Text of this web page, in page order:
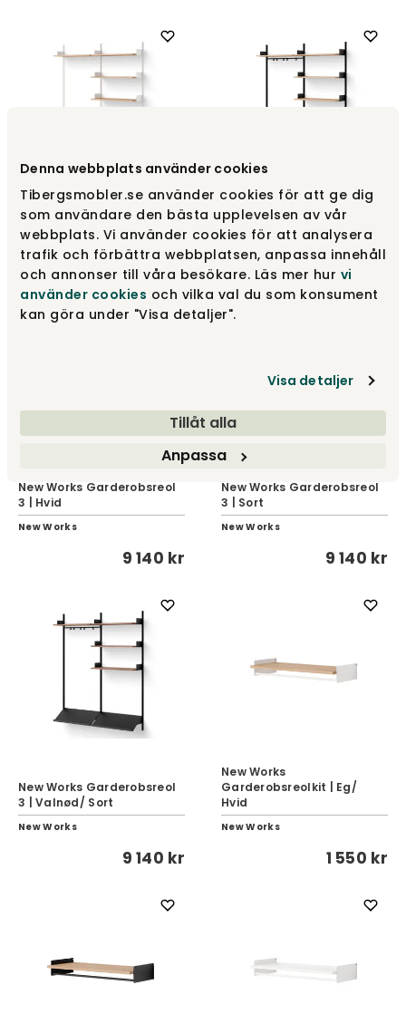
Denna webbplats använder cookies
Tibergsmobler.se använder cookies för att ge dig
som användare den bästa upplevelsen av vår
webbplats. Vi använder cookies för att analysera
trafik och förbättra webbplatsen, anpassa innehåll
och annonser till våra besökare. Läs mer hur vi
använder cookies och vilka val du som konsument
kan göra under "Visa detaljer".
Visa detaljer
Tillåt alla
Anpassa
New Works Garderobsreol
3 | Eg/ Hvid
New Works
9 140 kr
New Works Garderobsreol
3 | Eg/ Sort
New Works
9 140 kr
New Works Garderobsreol
3 | Hvid
New Works
9 140 kr
New Works Garderobsreol
3 | Sort
New Works
9 140 kr
New Works Garderobsreol
3 | Valnød/ Sort
New Works
9 140 kr
New Works
Garderobsreolkit | Eg/
Hvid
New Works
1 550 kr